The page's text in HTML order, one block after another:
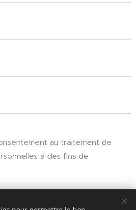
au traitement de
à des fins de